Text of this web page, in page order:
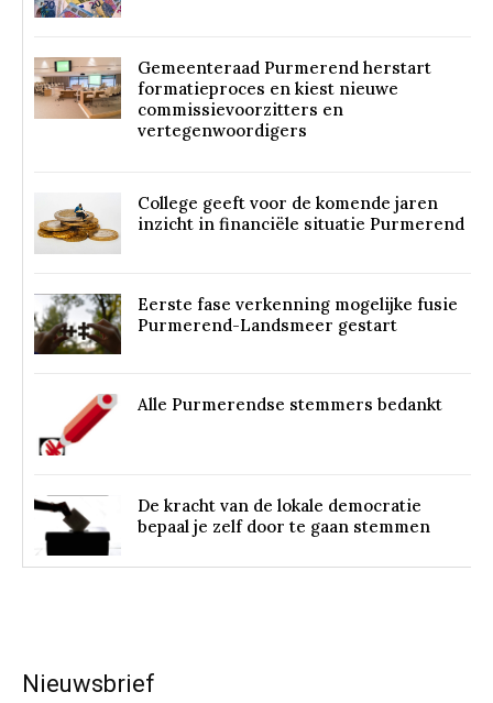
Gemeenteraad Purmerend herstart
formatieproces en kiest nieuwe
commissievoorzitters en
vertegenwoordigers
College geeft voor de komende jaren
inzicht in financiële situatie Purmerend
Eerste fase verkenning mogelijke fusie
Purmerend-Landsmeer gestart
Alle Purmerendse stemmers bedankt
De kracht van de lokale democratie
bepaal je zelf door te gaan stemmen
Nieuwsbrief